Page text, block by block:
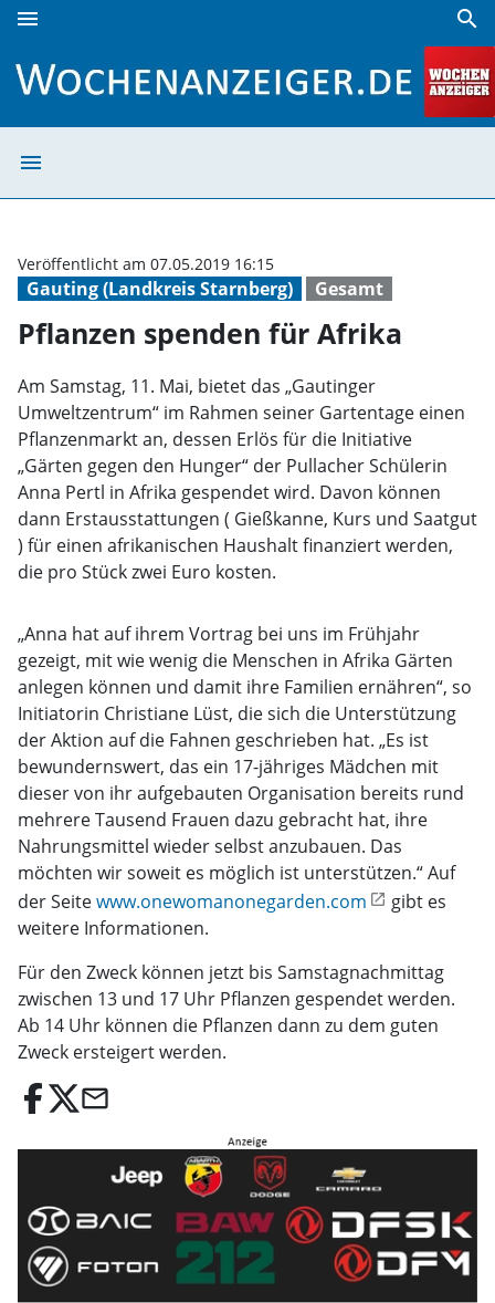
menu search
menu
Gauting (Landkreis Starnberg) Gesamt
Veröffentlicht am 07.05.2019 16:15
Pflanzen spenden für Afrika
Am Samstag, 11. Mai, bietet das „Gautinger
Umweltzentrum“ im Rahmen seiner Gartentage einen
Pflanzenmarkt an, dessen Erlös für die Initiative
„Gärten gegen den Hunger“ der Pullacher Schülerin
Anna Pertl in Afrika gespendet wird. Davon können
dann Erstausstattungen ( Gießkanne, Kurs und Saatgut
) für einen afrikanischen Haushalt finanziert werden,
die pro Stück zwei Euro kosten.
„Anna hat auf ihrem Vortrag bei uns im Frühjahr
gezeigt, mit wie wenig die Menschen in Afrika Gärten
anlegen können und damit ihre Familien ernähren“, so
Initiatorin Christiane Lüst, die sich die Unterstützung
der Aktion auf die Fahnen geschrieben hat. „Es ist
bewundernswert, das ein 17-jähriges Mädchen mit
dieser von ihr aufgebauten Organisation bereits rund
mehrere Tausend Frauen dazu gebracht hat, ihre
Nahrungsmittel wieder selbst anzubauen. Das
möchten wir soweit es möglich ist unterstützen.“ Auf
der Seitewww.onewomanonegarden.com
gibt es
weitere Informationen.
Für den Zweck können jetzt bis Samstagnachmittag
zwischen 13 und 17 Uhr Pflanzen gespendet werden.
Ab 14 Uhr können die Pflanzen dann zu dem guten
Zweck ersteigert werden.
email